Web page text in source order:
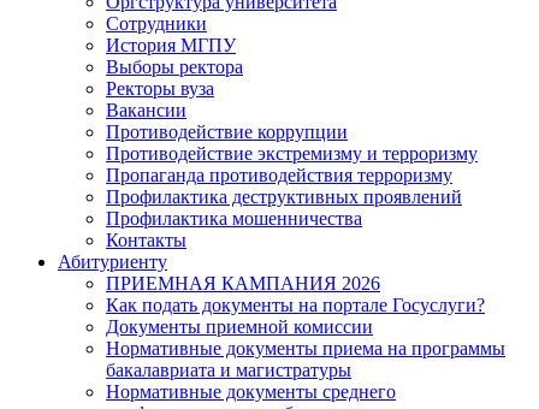
Сотрудники
История МГПУ
Выборы ректора
Ректоры вуза
Вакансии
Противодействие коррупции
Противодействие экстремизму и терроризму
Пропаганда противодействия терроризму
Профилактика деструктивных проявлений
Профилактика мошенничества
Контакты
Абитуриенту
ПРИЕМНАЯ КАМПАНИЯ 2026
Как подать документы на портале Госуслуги?
Документы приемной комиссии
Нормативные документы приема на программы
бакалавриата и магистратуры
Нормативные документы среднего